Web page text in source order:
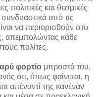
πολιτικές και θεσμικές
από τις
να περιορισθούν στο
απεμπολώντας κάθε
πολίτες.
φορτίο μπροστά του,
ότι, όπως φαίνεται, η
απέναντί της κανέναν